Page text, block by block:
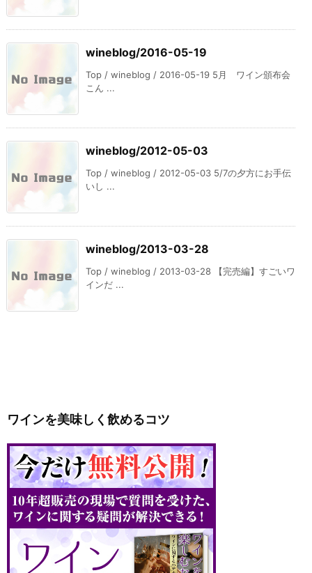
wineblog/2016-05-19
Top / wineblog / 2016-05-19 5月 ワイン頒布会
こん ...
wineblog/2012-05-03
Top / wineblog / 2012-05-03 5/7の夕方にお手伝
いし ...
wineblog/2013-03-28
Top / wineblog / 2013-03-28 【完売編】すごいワ
インだ ...
ワインを美味しく飲めるコツ